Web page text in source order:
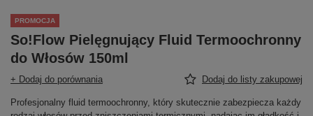
PROMOCJA
So!Flow Pielęgnujący Fluid Termoochronny
do Włosów 150ml
+ Dodaj do porównania Dodaj do listy zakupowej
Profesjonalny fluid termoochronny, który skutecznie zabezpiecza każdy